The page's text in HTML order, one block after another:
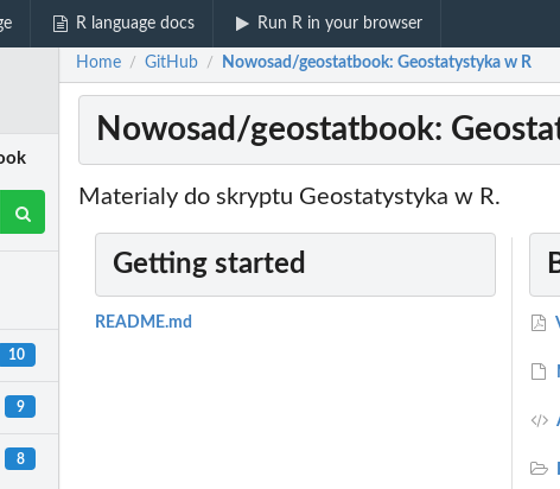
R language docs Run R in your browser
10
9
8
Home / GitHub / Nowosad/geostatbook: Geostatystyka w R
Nowosad/geostatbook:
Materialy do skryptu Geostatystyka w R.
Getting started
README.md